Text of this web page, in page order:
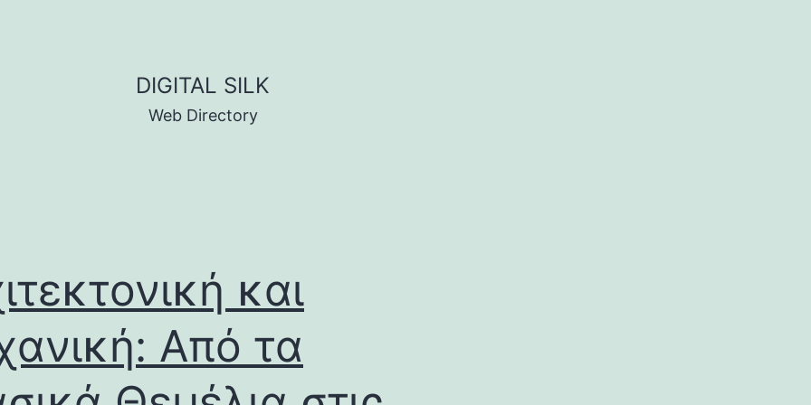
DIGITAL SILK
Web Directory
και
Από τα